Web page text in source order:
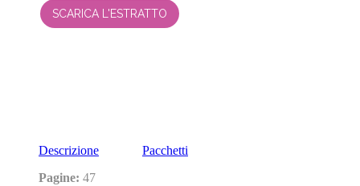
SCARICA L'ESTRATTO
Descrizione
Pacchetti
Pagine: 47